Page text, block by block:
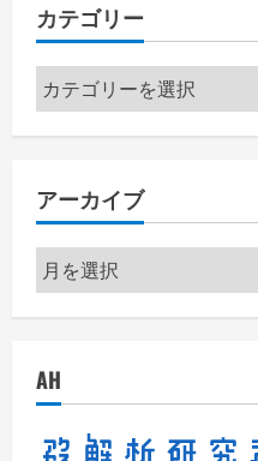
カテゴリー
カ
テ
ー
アーカイブ
ア
ー
ブ
AH